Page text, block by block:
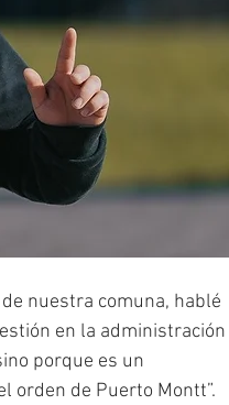
nuestra comuna, hablé
en la administración
porque es un
orden de Puerto Montt”.